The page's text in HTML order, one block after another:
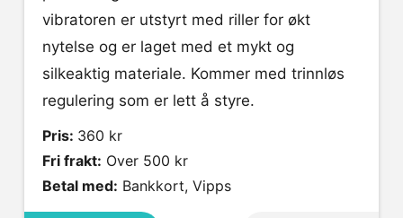
vibratoren er utstyrt med riller for økt
nytelse og er laget med et mykt og
silkeaktig materiale. Kommer med trinnløs
regulering som er lett å styre.
Pris: 360 kr
Fri frakt: Over 500 kr
Betal med: Bankkort, Vipps